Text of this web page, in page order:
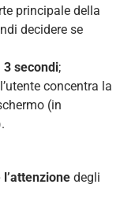
principale della
decidere se
3 secondi;
concentra la
(in
degli